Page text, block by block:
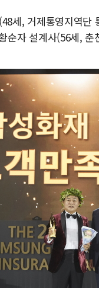
세, 거제통영지역
순자 설계사(56세,